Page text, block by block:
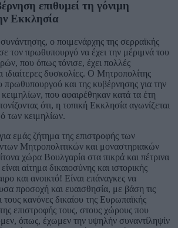
επιθυμεί τη γόνιμη
Εκκλησία
ο ποιμενάρχης της σερραϊκής
τον πρωθυπουργό να έχει την μέριμνά του
που όπως τόνισε, έχει πολλές
ιδιαίτερες δυσκολίες. Ο Μητροπολίτης
πρωθυπουργού και της κυβέρνησης για την
που αφαιρέθηκαν κατά τα έτη
ότι, η τοπική Εκκλησία αγωνίζεται
των κειμηλίων.
εμάς ζήτημα της επιστροφής των
Μητροπολιτικών και μοναστηριακών
χώρα Βουλγαρία στα πικρά και πέτρινα
αίτημα δικαιοσύνης και ιστορικής
και ανοικτό! Είναι επάναγκες να
προσοχή και ευαισθησία, με βάση τις
τους κανόνες δικαίου της Ευρωπαϊκής
επιστροφής τους, στους χώρους που
όπως, έχωμεν την υψηλήν συναντίληψίν